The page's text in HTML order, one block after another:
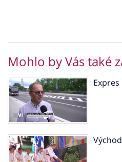
Mohlo by Vás také